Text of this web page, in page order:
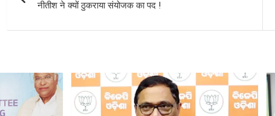
o
k
p
p
navigation
नीतीश ने क्यों ठुकराया संयोजक का पद !